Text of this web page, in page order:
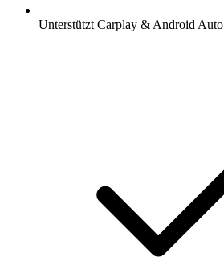
Unterstützt Carplay & Android Auto